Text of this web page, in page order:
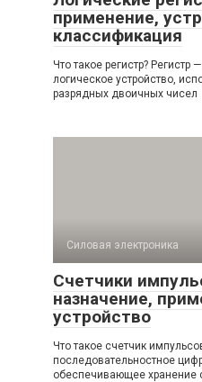
применение,
классификация
Что такое регистр? Регистр
логическое устройство,
разрядных двоичных чисел
Силовая электроника
Счетчики
назначение,
устройство
Что такое счетчик
последовательностное
обеспечивающее хранение